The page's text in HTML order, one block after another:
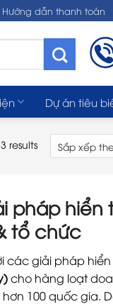
Hướng dẫn thanh toán
Dự án tiêu
results
pháp hiển
tổ chức
các giải pháp
cho hàng loạt
100 quốc gia.